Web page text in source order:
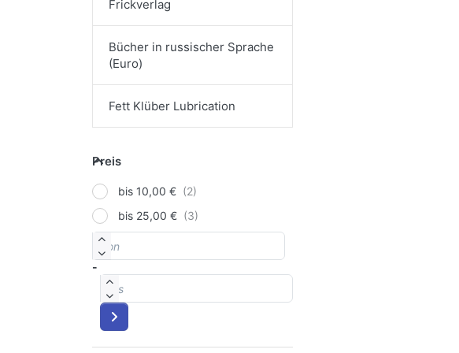
Frickverlag
Bücher in russischer Sprache
(Euro)
Fett Klüber Lubrication
Preis
Preis
bis 10,00 €
bis 25,00 €
Preisspanne
von
-
bis